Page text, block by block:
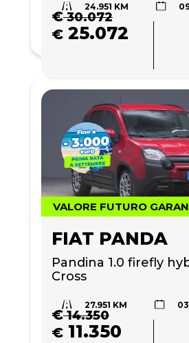
24.951 KM
€30.072
€ 25.072
VALORE FUTURO
FIAT PANDA
Pandina 1.0 firefly
Cross
27.951 KM
€14.350
€ 11.350